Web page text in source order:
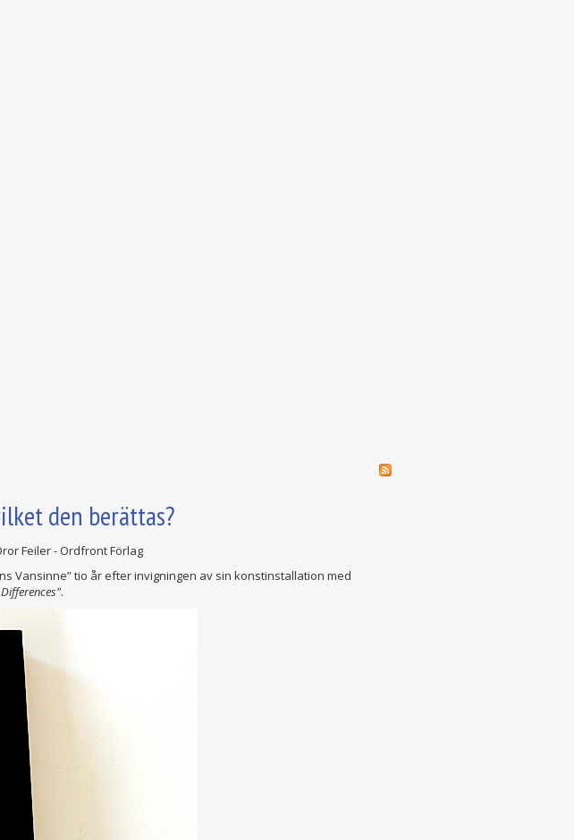
den berättas?
Feiler - Ordfront Förlag
Vansinne” tio år efter invigningen av sin konstinstallation med
.